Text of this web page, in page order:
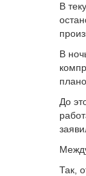
В
В
До
Так,